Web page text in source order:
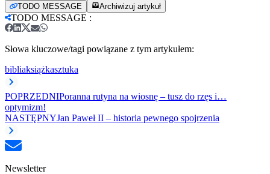
TODO MESSAGE Archiwizuj artykuł
TODO MESSAGE :
Słowa kluczowe/tagi powiązane z tym artykułem:
bibliaksiążkasztuka
POPRZEDNIPoranna rutyna na wiosnę – tusz do rzęs i…
optymizm!
NASTĘPNYJan Paweł II – historia pewnego spojrzenia
Newsletter